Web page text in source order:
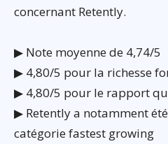
concernant Retently.
▶ Note moyenne de 4,74/5
▶ 4,80/5 pour la richesse
▶ 4,80/5 pour le rapport
▶ Retently a notamment
catégorie fastest growing